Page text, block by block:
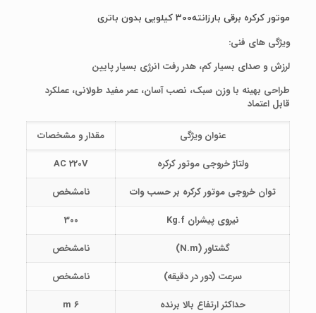
موتور کرکره برقی بارزانته300 کیلویی بدون باتری
ویژگی های فنی:
لرزش و صدای بسیار کم، هدر رفت انرژی بسیار پایین
طراحی بهینه با وزن سبک، نصب آسان، عمر مفید طولانی، عملکرد
قابل اعتماد
عنوان ویژگی
مقدار و مشخصات
ولتاژ خروجی موتور کرکره
AC 220V
توان خروجی موتور کرکره بر حسب وات
نامشخص
نیروی پیشران Kg.f
300
گشتاور(N.m)
نامشخص
سرعت (دور در دقیقه)
نامشخص
حداکثر ارتفاع بالا برنده
۶m